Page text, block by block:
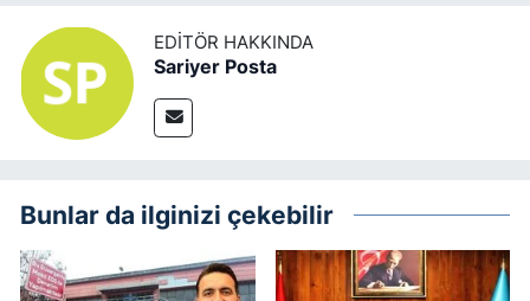
EDITÖR HAKKINDA
Sariyer Posta
Bunlar da ilginizi çekebilir